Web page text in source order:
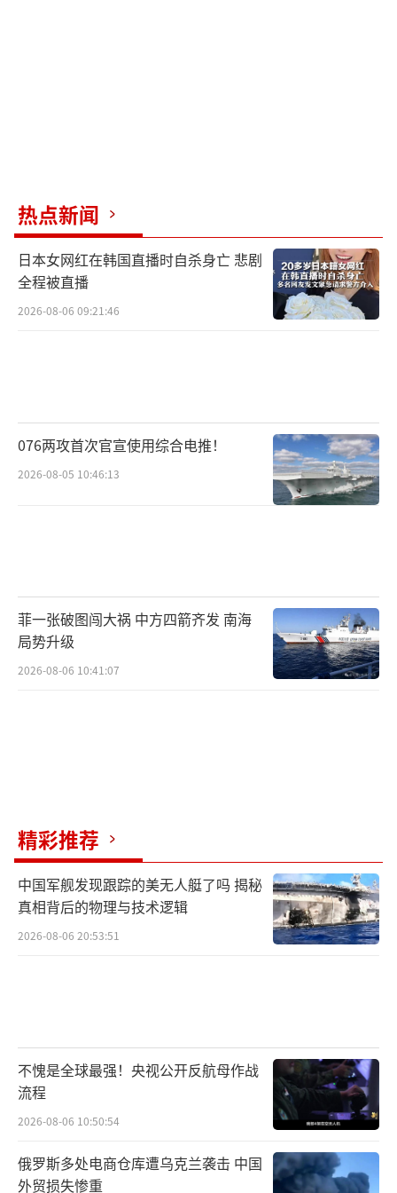
热点新闻
日本女网红在韩国直播时自杀身亡 悲剧
全程被直播
2026-08-06 09:21:46
076两攻首次官宣使用综合电推！
2026-08-05 10:46:13
菲一张破图闯大祸 中方四箭齐发 南海
局势升级
2026-08-06 10:41:07
精彩推荐
中国军舰发现跟踪的美无人艇了吗 揭秘
真相背后的物理与技术逻辑
2026-08-06 20:53:51
不愧是全球最强！央视公开反航母作战
流程
2026-08-06 10:50:54
俄罗斯多处电商仓库遭乌克兰袭击 中国
外贸损失惨重